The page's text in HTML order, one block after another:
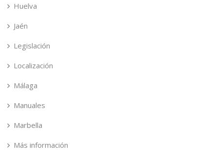
Huelva
Jaén
Legislación
Localización
Málaga
Manuales
Marbella
Más información